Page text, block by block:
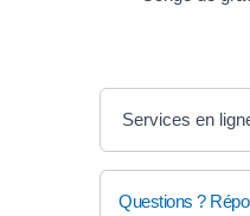
Services en
Questions ?